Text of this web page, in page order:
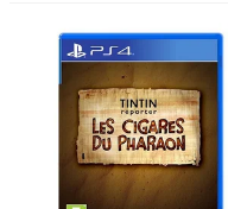
Prix barré 49,99€ HT
Prix 46,93€ HT